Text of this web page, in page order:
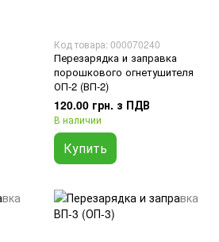
Код товара: 000070240
Перезарядка и заправка
порошкового огнетушителя
ОП-2 (ВП-2)
120.00 грн. з ПДВ
В наличии
Купить